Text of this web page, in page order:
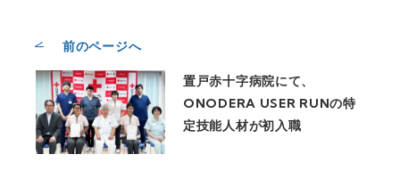
前のページへ
置戸赤十字病院にて、
ONODERA USER RUNの特
定技能人材が初入職